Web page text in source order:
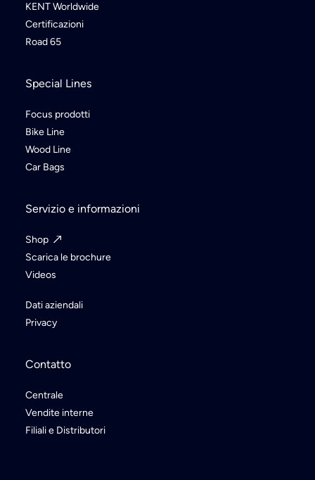
KENT Worldwide
Certificazioni
Road 65
Special Lines
Focus prodotti
Bike Line
Wood Line
Car Bags
Servizio e informazioni
Shop
Scarica le brochure
Videos
Dati aziendali
Privacy
Contatto
Centrale
Vendite interne
Filiali e Distributori